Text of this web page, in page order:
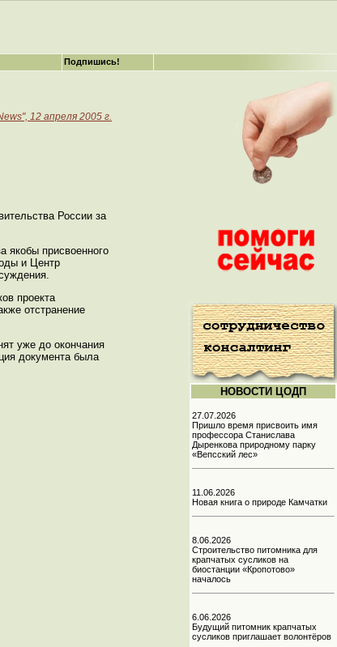
12 апреля 2005 г.
России за
якобы присвоенного
и Центр
проекта
отстранение
уже до окончания
документа была
НОВОСТИ ЦОДП
27.07.2026
Пришло время присвоить имя
профессора Станислава
Дыренкова природному парку
«Вепсский лес»
11.06.2026
Новая книга о природе Камчатки
8.06.2026
Строительство питомника для
крапчатых сусликов на
биостанции «Кропотово»
началось
6.06.2026
Будущий питомник крапчатых
сусликов приглашает волонтёров
Подпишись!